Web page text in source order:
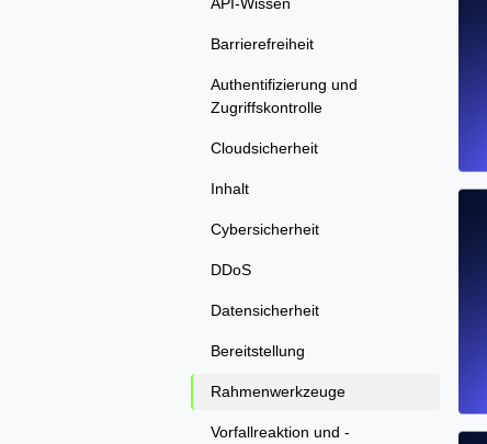
Barrierefreiheit
Authentifizierung und
Zugriffskontrolle
Cloudsicherheit
Inhalt
Cybersicherheit
DDoS
Datensicherheit
Bereitstellung
Rahmenwerkzeuge
Vorfallreaktion und -